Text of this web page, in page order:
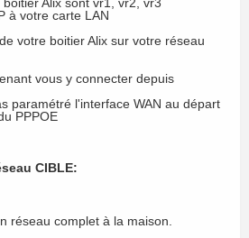
à votre carte LAN
votre boitier Alix sur votre réseau
vous y connecter depuis
paramétré l'interface WAN au départ
PPPOE
CIBLE:
réseau complet à la maison.